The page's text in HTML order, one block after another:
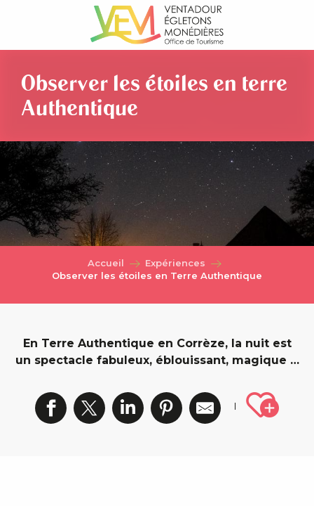
Observer les étoiles en terre
Authentique
Accueil
Expériences
Observer les étoiles en Terre Authentique
En Terre Authentique en Corrèze, la nuit est
un spectacle fabuleux, éblouissant, magique …